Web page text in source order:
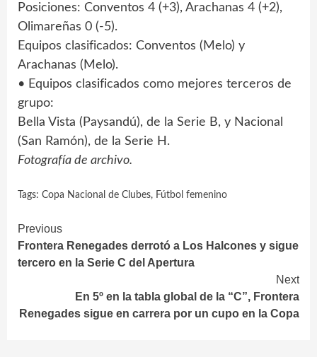
Posiciones: Conventos 4 (+3), Arachanas 4 (+2),
Olimareñas 0 (-5).
Equipos clasificados: Conventos (Melo) y
Arachanas (Melo).
• Equipos clasificados como mejores terceros de
grupo:
Bella Vista (Paysandú), de la Serie B, y Nacional
(San Ramón), de la Serie H.
Fotografía de archivo.
Tags: Copa Nacional de Clubes, Fútbol femenino
Continue
Reading
Previous
Frontera Renegades derrotó a Los Halcones y sigue
tercero en la Serie C del Apertura
Next
En 5º en la tabla global de la “C”, Frontera
Renegades sigue en carrera por un cupo en la Copa